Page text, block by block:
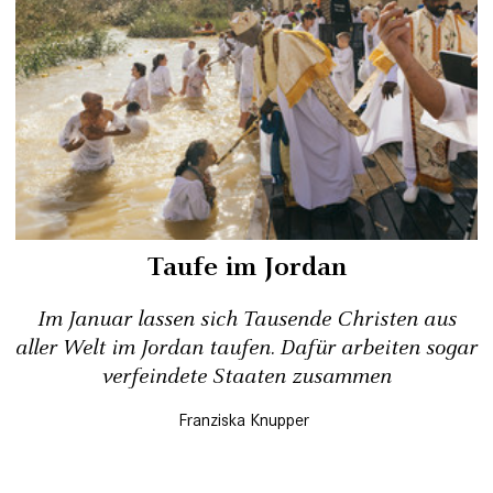
Taufe im Jordan
Im Januar lassen sich Tausende Christen aus
aller Welt im Jordan taufen. Dafür arbeiten sogar
verfeindete Staaten zusammen
Franziska Knupper